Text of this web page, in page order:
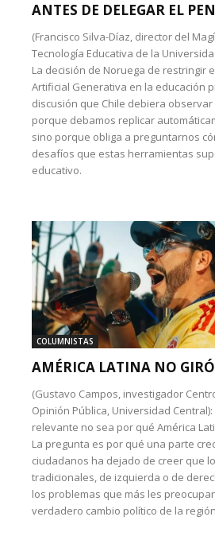
ANTES DE DELEGAR EL
(Francisco Silva-Díaz, director del
Tecnología Educativa de la
La decisión de Noruega de restringir
Artificial Generativa en la educación
discusión que Chile debiera observar
porque debamos replicar
sino porque obliga a preguntarnos
desafíos que estas herramientas
educativo.
COLUMNISTAS
AMÉRICA LATINA NO
(Gustavo Campos, investigador
Opinión Pública, Universidad
relevante no sea por qué América
La pregunta es por qué una parte
ciudadanos ha dejado de creer que
tradicionales, de izquierda o de
los problemas que más les
verdadero cambio político de la